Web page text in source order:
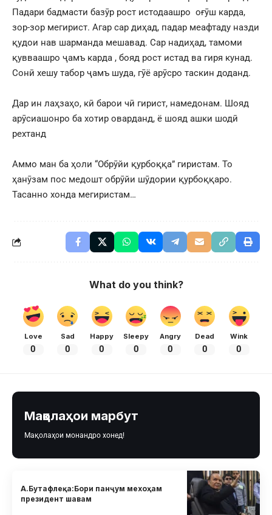
Падари бадмасти базӯр рост истодаашро оғӯш карда,
зор-зор мегирист. Агар сар диҳад, падар меафтаду назди
қудои нав шарманда мешавад. Сар надиҳад, тамоми
қувваашро ҷамъ карда , бояд рост истад ва гиря кунад.
Сонӣ хешу табор ҷамъ шуда, гӯё арӯсро таскин доданд.
Дар ин лаҳзаҳо, кӣ барои чӣ гирист, намедонам. Шояд
арӯсиашонро ба хотир оварданд, ё шояд ашки шодӣ
рехтанд
Аммо ман ба ҳоли “Обрӯйи қурбоққа” гиристам. То
ҳанӯзам пос медошт обрӯйи шӯдории қурбоққаро.
Тасанно хонда мегиристам…
What do you think?
Love
0
Sad
0
Happy
0
Sleepy
0
Angry
0
Dead
0
Wink
0
Мақолаҳои марбут
Мақолаҳои монандро хонед!
А.Бутафлеқа:Бори панҷум мехоҳам
президент шавам